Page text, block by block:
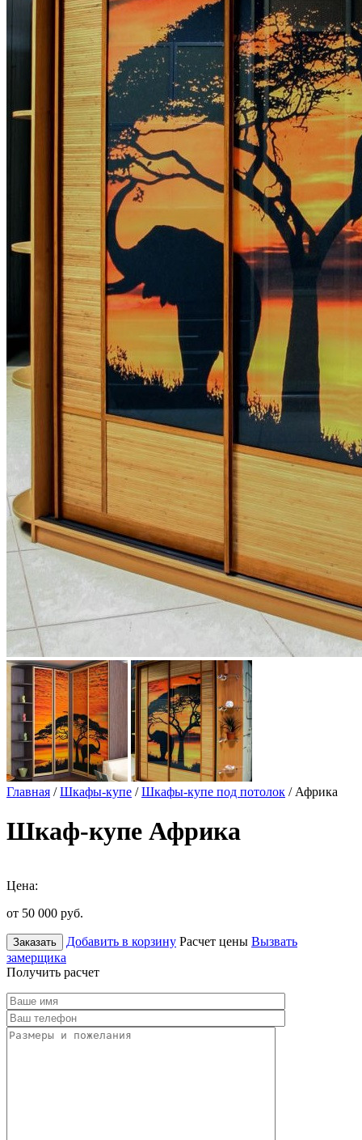
Главная /Шкафы-купе /Шкафы-купе под потолок / Африка
Шкаф-купе Африка
Цена:
от 50 000 руб.
Заказать Добавить в корзину Расчет цены Вызвать
замерщика
Получить расчет